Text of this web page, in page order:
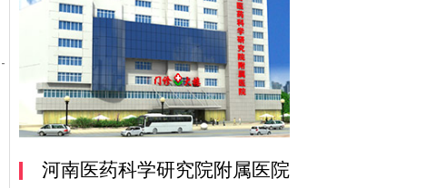
河南医药科学研究院附属医院